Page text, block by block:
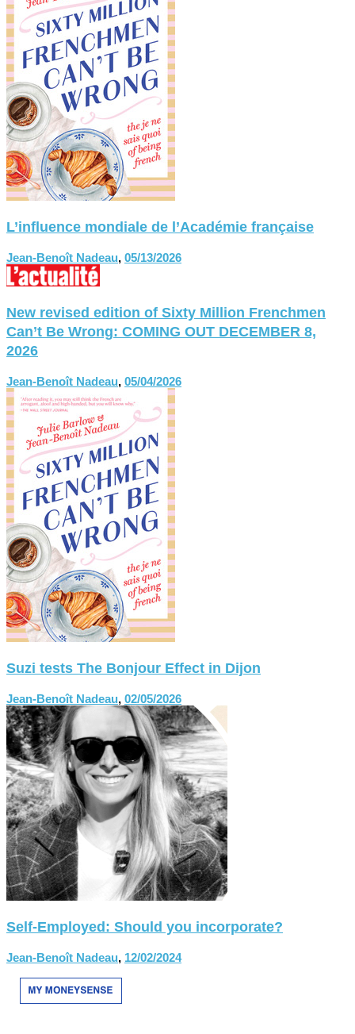
L’influence mondiale de l’Académie française
Jean-Benoît Nadeau, 05/13/2026
New revised edition of Sixty Million Frenchmen
Can’t Be Wrong: COMING OUT DECEMBER 8,
2026
Jean-Benoît Nadeau, 05/04/2026
Suzi tests The Bonjour Effect in Dijon
Jean-Benoît Nadeau, 02/05/2026
Self-Employed: Should you incorporate?
Jean-Benoît Nadeau, 12/02/2024